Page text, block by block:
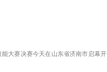
大赛决赛今天在山东省济南市启幕开